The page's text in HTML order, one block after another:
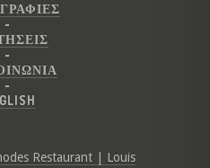
Restaurant | Louis